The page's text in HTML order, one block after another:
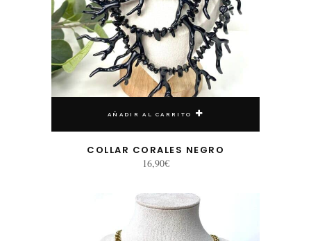
AÑADIR AL CARRITO
COLLAR CORALES NEGRO
16,90€